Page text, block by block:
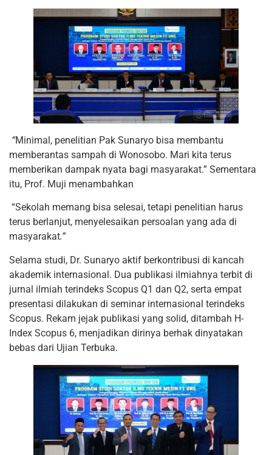
“Minimal, penelitian Pak Sunaryo bisa membantu
memberantas sampah di Wonosobo. Mari kita terus
memberikan dampak nyata bagi masyarakat.” Sementara
itu, Prof. Muji menambahkan
“Sekolah memang bisa selesai, tetapi penelitian harus
terus berlanjut, menyelesaikan persoalan yang ada di
masyarakat.”
Selama studi, Dr. Sunaryo aktif berkontribusi di kancah
akademik internasional. Dua publikasi ilmiahnya terbit di
jurnal ilmiah terindeks Scopus Q1 dan Q2, serta empat
presentasi dilakukan di seminar internasional terindeks
Scopus. Rekam jejak publikasi yang solid, ditambah H-
Index Scopus 6, menjadikan dirinya berhak dinyatakan
bebas dari Ujian Terbuka.